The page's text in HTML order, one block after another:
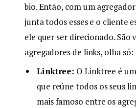
bio. Então, com um
junta todos esses e o cliente
ele quer ser direcionado. São
agregadores de links, olha só:
Linktree: O Linktree é
que reúne todos os seus
mais famoso entre os